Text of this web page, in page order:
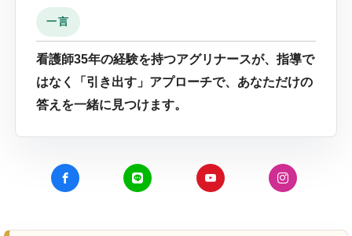
一言
看護師35年の経験を持つアグリナースが、指導で
はなく「引き出す」アプローチで、あなただけの
答えを一緒に見つけます。